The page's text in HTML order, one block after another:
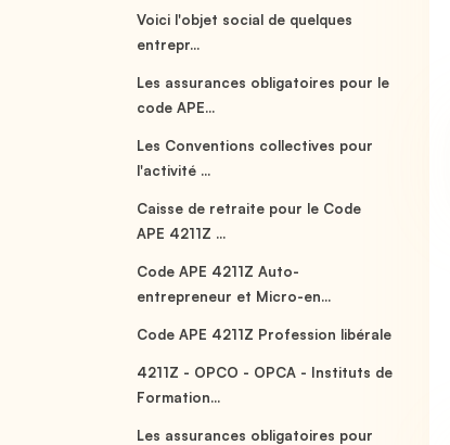
Voici l'objet social de quelques
entrepr...
Les assurances obligatoires pour le
code APE...
Les Conventions collectives pour
l'activité ...
Caisse de retraite pour le Code
APE 4211Z ...
Code APE 4211Z Auto-
entrepreneur et Micro-en...
Code APE 4211Z Profession libérale
4211Z - OPCO - OPCA - Instituts de
Formation...
Les assurances obligatoires pour